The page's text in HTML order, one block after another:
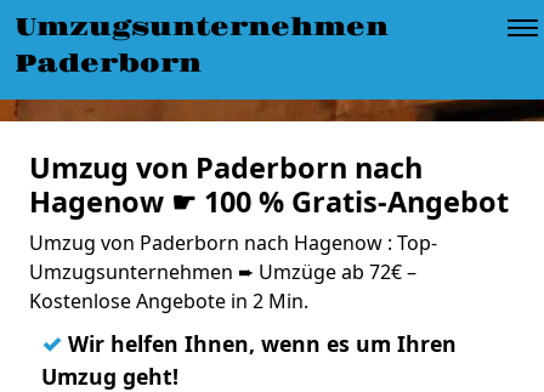
Umzugsunternehmen
Paderborn
Umzug von Paderborn nach
Hagenow ☛ 100 % Gratis-Angebot
Umzug von Paderborn nach Hagenow : Top-
Umzugsunternehmen ➨ Umzüge ab 72€ –
Kostenlose Angebote in 2 Min.
✓ Wir helfen Ihnen, wenn es um Ihren
Umzug geht!